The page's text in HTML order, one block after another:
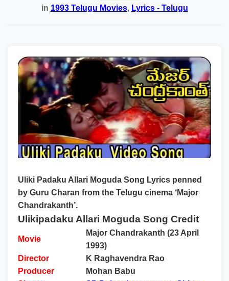
in 1993 Telugu Movies, Lyrics - Telugu
Uliki Padaku Allari Moguda Song Lyrics penned
by Guru Charan from the Telugu cinema ‘Major
Chandrakanth’.
Ulikipadaku Allari Moguda Song Credit
Movie
Major Chandrakanth (23 April
1993)
Director
K Raghavendra Rao
Producer
Mohan Babu